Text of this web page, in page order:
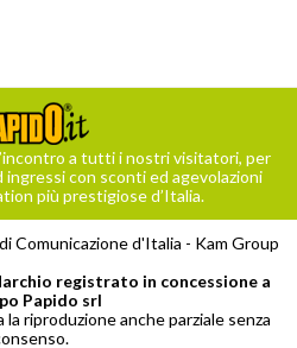
a tutti i nostri visitatori, per
con sconti ed agevolazioni
più prestigiose d’Italia.
Comunicazione d'Italia - Kam Group
registrato in concessione a
Papido srl
riproduzione anche parziale senza